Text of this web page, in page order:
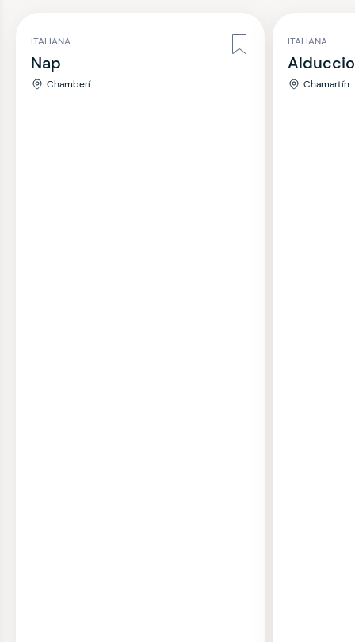
ITALIANA
Nap
Chamberí
ITALIANA
Alduccio
Chamartín